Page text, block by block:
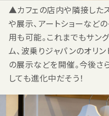
▲カフェの店内や隣接した
や展示、アートショーなど
用も可能。これまでもサン
ム、波乗りジャパンのオリ
の展示などを開催。今後さ
しても進化中だそう！